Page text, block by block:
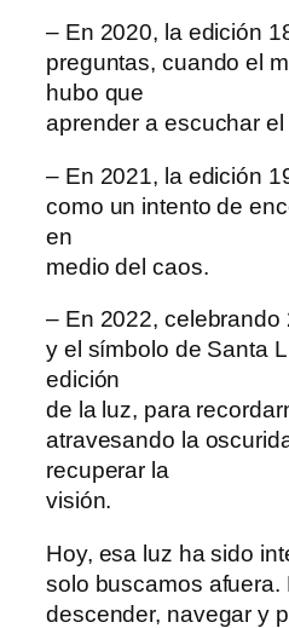
– En 2020, la edición
preguntas, cuando el
hubo que
aprender a escuchar el
– En 2021, la edición
como un intento de
en
medio del caos.
– En 2022, celebrando
y el símbolo de Santa
edición
de la luz, para
atravesando la
recuperar la
visión.
Hoy, esa luz ha sido
solo buscamos afuera.
descender, navegar y